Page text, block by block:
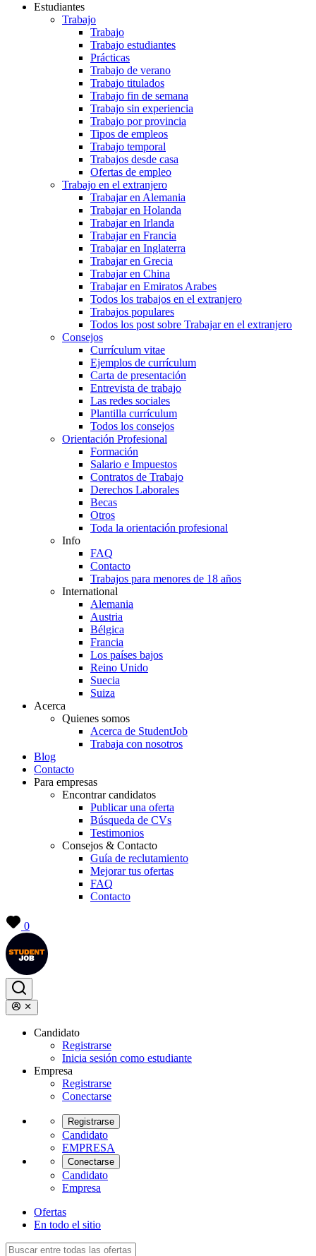
Estudiantes
Trabajo
Trabajo
Trabajo estudiantes
Prácticas
Trabajo de verano
Trabajo titulados
Trabajo fin de semana
Trabajo sin experiencia
Trabajo por provincia
Tipos de empleos
Trabajo temporal
Trabajos desde casa
Ofertas de empleo
Trabajo en el extranjero
Trabajar en Alemania
Trabajar en Holanda
Trabajar en Irlanda
Trabajar en Francia
Trabajar en Inglaterra
Trabajar en Grecia
Trabajar en China
Trabajar en Emiratos Arabes
Todos los trabajos en el extranjero
Trabajos populares
Todos los post sobre Trabajar en el extranjero
Consejos
Currículum vitae
Ejemplos de currículum
Carta de presentación
Entrevista de trabajo
Las redes sociales
Plantilla currículum
Todos los consejos
Orientación Profesional
Formación
Salario e Impuestos
Contratos de Trabajo
Derechos Laborales
Becas
Otros
Toda la orientación profesional
Info
FAQ
Contacto
Trabajos para menores de 18 años
International
Alemania
Austria
Bélgica
Francia
Los países bajos
Reino Unido
Suecia
Suiza
Acerca
Quienes somos
Acerca de StudentJob
Trabaja con nosotros
Blog
Contacto
Para empresas
Encontrar candidatos
Publicar una oferta
Búsqueda de CVs
Testimonios
Consejos & Contacto
Guía de reclutamiento
Mejorar tus ofertas
FAQ
Contacto
0
Candidato
Registrarse
Inicia sesión como estudiante
Empresa
Registrarse
Conectarse
Registrarse
Candidato
EMPRESA
Conectarse
Candidato
Empresa
Ofertas
En todo el sitio